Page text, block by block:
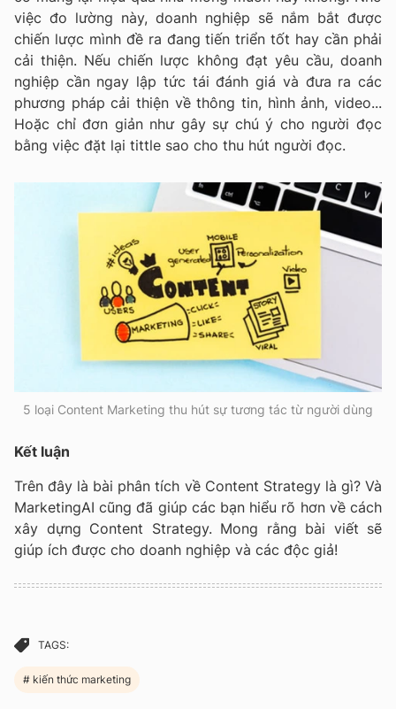
việc đo lường này, doanh nghiệp sẽ nắm bắt được
chiến lược mình đề ra đang tiến triển tốt hay cần phải
cải thiện. Nếu chiến lược không đạt yêu cầu, doanh
nghiệp cần ngay lập tức tái đánh giá và đưa ra các
phương pháp cải thiện về thông tin, hình ảnh, video...
Hoặc chỉ đơn giản như gây sự chú ý cho người đọc
bằng việc đặt lại tittle sao cho thu hút người đọc.
5 loại Content Marketing thu hút sự tương tác từ người dùng
Kết luận
Trên đây là bài phân tích về Content Strategy là gì? Và
MarketingAI cũng đã giúp các bạn hiểu rõ hơn về cách
xây dựng Content Strategy. Mong rằng bài viết sẽ
giúp ích được cho doanh nghiệp và các độc giả!
TAGS:
kiến thức marketing